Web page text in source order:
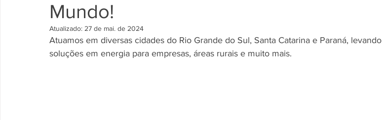
Mundo!
Atualizado: 27 de mai. de 2024
Atuamos em diversas cidades do Rio Grande do Sul, Santa Catarina e Paraná, levando
soluções em energia para empresas, áreas rurais e muito mais.